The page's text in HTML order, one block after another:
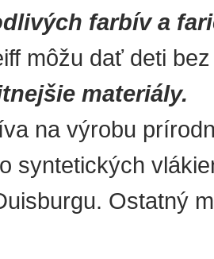
farbív a
môžu dať deti
materiály.
na výrobu
syntetických
Ostatný